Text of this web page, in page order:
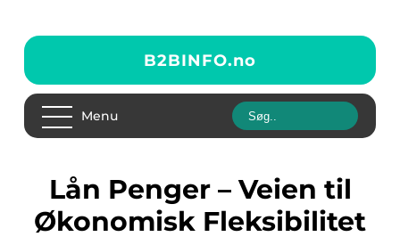
B2BINFO.no
Menu
Lån Penger – Veien til
Økonomisk Fleksibilitet